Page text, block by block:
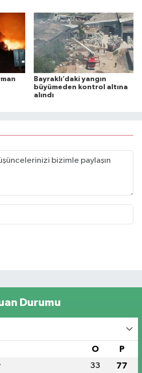
Bayraklı’daki yangın
büyümeden kontrol altına
alındı
Durumu
O P
33 77